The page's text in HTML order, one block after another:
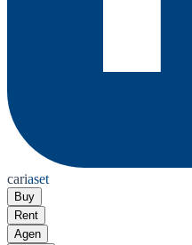
cariaset
Buy
Rent
Agen